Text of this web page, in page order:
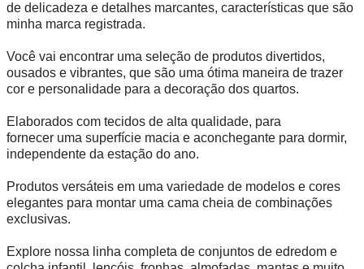
de delicadeza e detalhes marcantes, características que são
minha marca registrada.
Você vai encontrar uma seleção de produtos divertidos,
ousados e vibrantes, que são uma ótima maneira de trazer
cor e personalidade para a decoração dos quartos.
Elaborados com tecidos de alta qualidade, para
fornecer uma superfície macia e aconchegante para dormir,
independente da estação do ano.
Produtos versáteis em uma variedade de modelos e cores
elegantes para montar uma cama cheia de combinações
exclusivas.
Explore nossa linha completa de conjuntos de edredom e